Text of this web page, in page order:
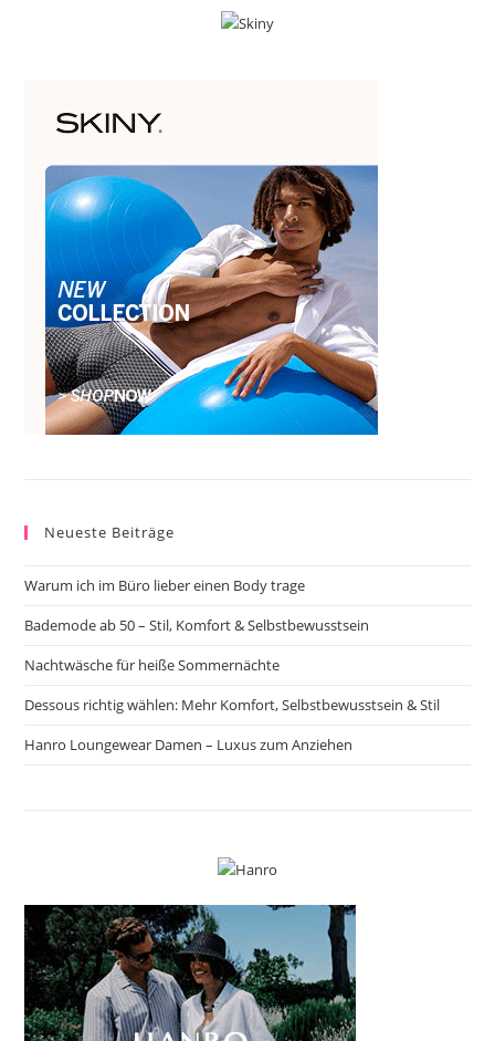
Neueste Beiträge
Warum ich im Büro lieber einen Body trage
Bademode ab 50 – Stil, Komfort & Selbstbewusstsein
Nachtwäsche für heiße Sommernächte
Dessous richtig wählen: Mehr Komfort, Selbstbewusstsein & Stil
Hanro Loungewear Damen – Luxus zum Anziehen